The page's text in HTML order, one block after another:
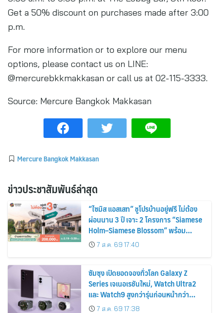
Get a 50% discount on purchases made after 3:00
p.m.
For more information or to explore our menu
options, please contact us on LINE:
@mercurebkkmakkasan or call us at 02-115-3333.
Source: Mercure Bangkok Makkasan
Mercure Bangkok Makkasan
ข่าวประชาสัมพันธ์ล่าสุด
“ไซมิส แอสเสท” ชูโปรบ้านอยู่ฟรี ไม่ต้อง
ผ่อนนาน 3 ปี เจาะ 2 โครงการ “Siamese
Holm–Siamese Blossom” พร้อม
ส่วนลดและสิทธิพิเศษถึง 31 สิงหาคม
2569
7 ส.ค. 69 17:40
ซัมซุง เปิดยอดจองทั่วโลก Galaxy Z
Series เจเนอเรชันใหม่, Watch Ultra2
และ Watch9 สูงกว่ารุ่นก่อนหน้ากว่า
30%7 ส.ค. 69 17:38